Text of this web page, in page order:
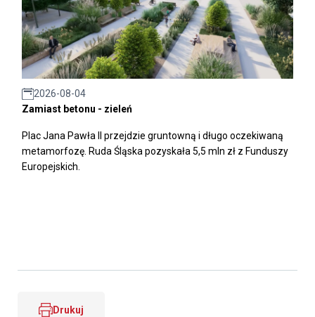
2026-08-04
Zamiast betonu - zieleń
Plac Jana Pawła II przejdzie gruntowną i długo oczekiwaną
metamorfozę. Ruda Śląska pozyskała 5,5 mln zł z Funduszy
Europejskich.
Drukuj